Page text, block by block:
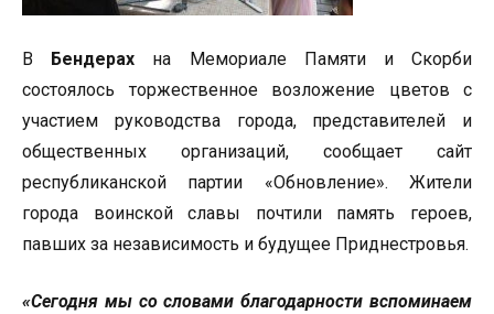
В Бендерах на Мемориале Памяти и Скорби
состоялось торжественное возложение цветов с
участием руководства города, представителей и
общественных организаций, сообщает сайт
республиканской партии «Обновление». Жители
города воинской славы почтили память героев,
павших за независимость и будущее Приднестровья.
«Сегодня мы со словами благодарности вспоминаем